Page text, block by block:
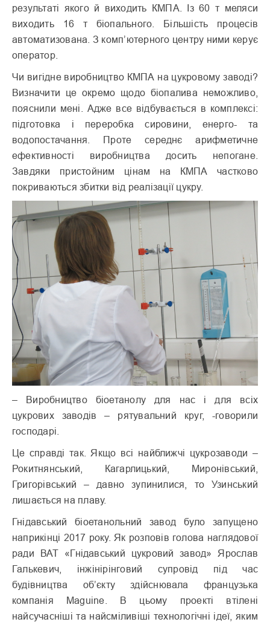
результаті якого й виходить КМПА. Із 60 т меляси
виходить 16 т біопального. Більшість процесів
автоматизована. З комп’ютерного центру ними керує
оператор.
Чи вигідне виробництво КМПА на цукровому заводі?
Визначити це окремо щодо біопалива неможливо,
пояснили мені. Адже все відбувається в комплексі:
підготовка і переробка сировини, енерго- та
водопостачання. Проте середнє арифметичне
ефективності виробництва досить непогане.
Завдяки пристойним цінам на КМПА частково
покриваються збитки від реалізації цукру.
– Виробництво біоетанолу для нас і для всіх
цукрових заводів – рятувальний круг, -говорили
господарі.
Це справді так. Якщо всі найближчі цукрозаводи –
Рокитнянський, Кагарлицький, Миронівський,
Григорівський – давно зупинилися, то Узинський
лишається на плаву.
Гнідавський біоетанольний завод було запущено
наприкінці 2017 року. Як розповів голова наглядової
ради ВАТ «Гнідавський цукровий завод» Ярослав
Галькевич, інжінірінговий супровід під час
будівництва об’єкту здійснювала французька
компанія Маguine. В цьому проекті втілені
найсучасніші та найсміливіші технологічні ідеї, яким